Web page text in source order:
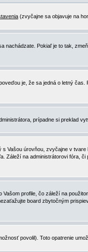
(zvyčajne sa objavuje na
Pokiaľ je to tak,
je, že sa jedná o letný
prípadne si preklad
úrovňou, zvyčajne v
na administrátorovi fóra,
profile, čo záleží na
board zbytočným
povolil). Toto opatrenie